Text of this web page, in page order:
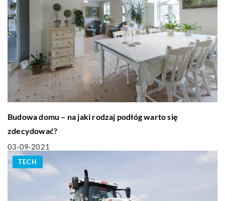
Budowa domu – na jaki rodzaj podłóg warto się
zdecydować?
03-09-2021
TECH